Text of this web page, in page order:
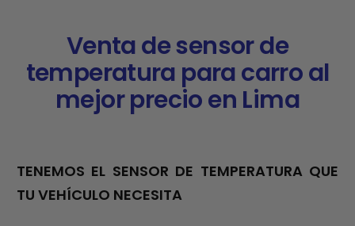
Venta de sensor de
temperatura para carro al
mejor precio en Lima
TENEMOS EL SENSOR DE TEMPERATURA QUE
TU VEHÍCULO NECESITA